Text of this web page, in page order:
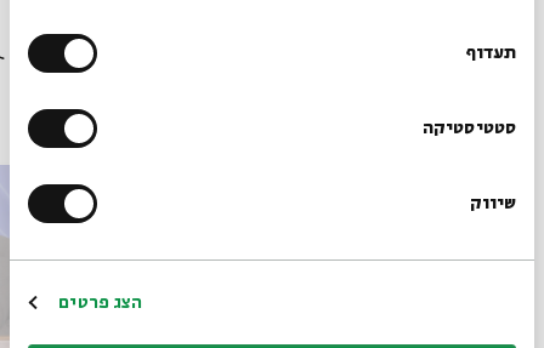
תעדוף
סטטיסטיקה
שיווק
הצג פרטים